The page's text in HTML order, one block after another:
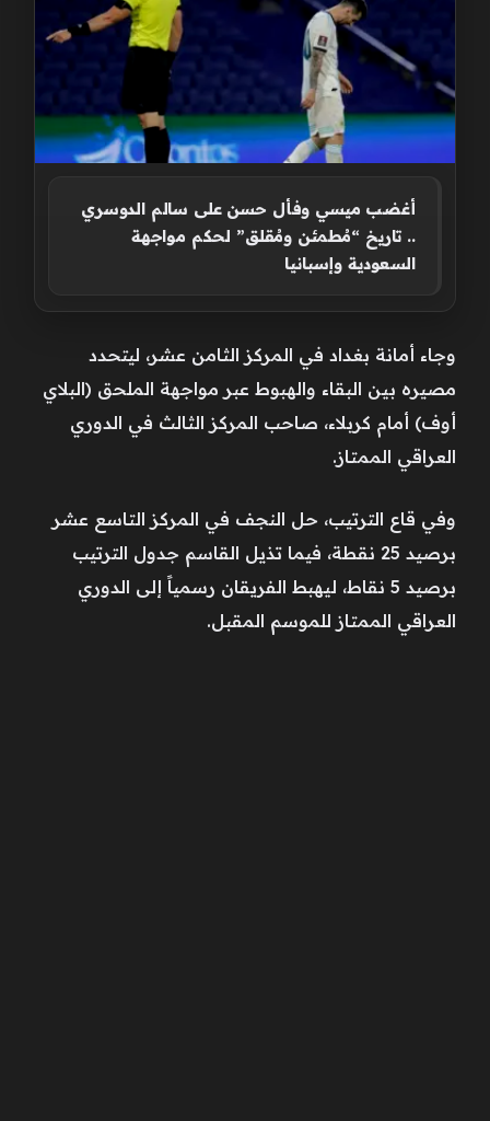
أغضب ميسي وفأل حسن على سالم الدوسري
.. تاريخ “مُطمئن ومُقلق” لحكم مواجهة
السعودية وإسبانيا
وجاء أمانة بغداد في المركز الثامن عشر، ليتحدد
مصيره بين البقاء والهبوط عبر مواجهة الملحق (البلاي
أوف) أمام كربلاء، صاحب المركز الثالث في الدوري
العراقي الممتاز.
وفي قاع الترتيب، حل النجف في المركز التاسع عشر
برصيد 25 نقطة، فيما تذيل القاسم جدول الترتيب
برصيد 5 نقاط، ليهبط الفريقان رسمياً إلى الدوري
العراقي الممتاز للموسم المقبل.